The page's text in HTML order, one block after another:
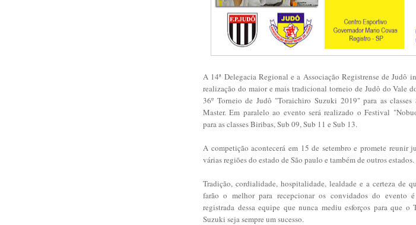
A 14ª Delegacia Regional e a Associação Registrense de Judô
realização do maior e mais tradicional torneio de Judô do Vale
36º Torneio de Judô "Toraichiro Suzuki 2019" para as classes
Master. Em paralelo ao evento será realizado o Festival
para as classes Biribas, Sub 09, Sub 11 e Sub 13.
A competição acontecerá em 15 de setembro e promete reunir
várias regiões do estado de São paulo e também de outros estados.
Tradição, cordialidade, hospitalidade, lealdade e a certeza de
farão o melhor para recepcionar os convidados do evento
registrada dessa equipe que nunca mediu esforços para que o
Suzuki seja sempre um sucesso.